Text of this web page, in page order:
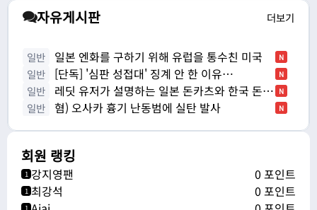
자유게시판 더보기
일반 일본 엔화를 구하기 위해 유럽을 통수친 미국 N
일반 [단독] '심판 성접대' 징계 안 한 이유… N
일반
레딧 유저가 설명하는 일본 돈카츠와 한국 돈까
스의 차…
N
일반 혐) 오사카 흉기 난동범에 실탄 발사 N
회원 랭킹
1 강지영팬 0 포인트
1 최강석 0 포인트
1